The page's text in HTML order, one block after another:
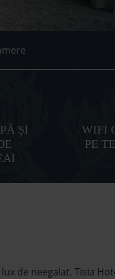
ŞI
WIFI
PE
de neegalat. Tisia